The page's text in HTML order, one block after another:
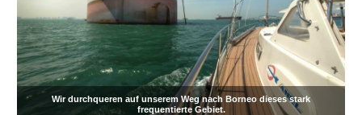
Wir durchqueren auf unserem Weg nach Borneo dieses stark
frequentierte Gebiet.